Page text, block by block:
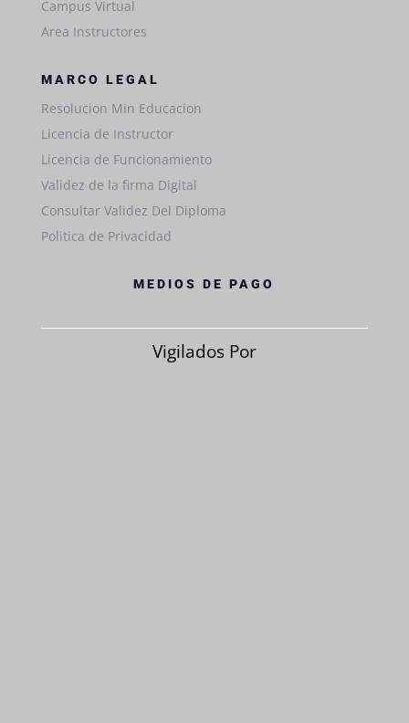
Campus Virtual
Area Instructores
MARCO LEGAL
Resolucion Min Educacion
Licencia de Instructor
Licencia de Funcionamiento
Validez de la firma Digital
Consultar Validez Del Diploma
Politica de Privacidad
MEDIOS DE PAGO
Vigilados Por